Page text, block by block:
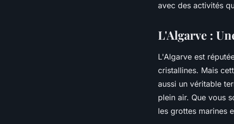
avec des activités
L'Algarve :
L'Algarve est
cristallines. Mais
aussi un véritable
plein air. Que vous
les grottes marines